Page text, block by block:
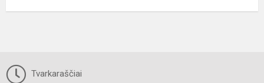
Tvarkaraščiai